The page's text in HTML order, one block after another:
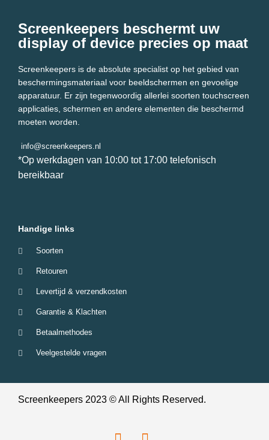
Screenkeepers beschermt uw
display of device precies op maat
Screenkeepers is de absolute specialist op het gebied van
beschermingsmateriaal voor beeldschermen en gevoelige
apparatuur. Er zijn tegenwoordig allerlei soorten touchscreen
applicaties, schermen en andere elementen die beschermd
moeten worden.
info@screenkeepers.nl
*Op werkdagen van 10:00 tot 17:00 telefonisch
bereikbaar
Handige links
Soorten
Retouren
Levertijd & verzendkosten
Garantie & Klachten
Betaalmethodes
Veelgestelde vragen
Screenkeepers 2023 © All Rights Reserved.